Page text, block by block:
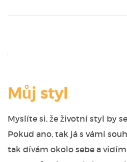
Můj styl
Myslíte si, že životní styl by
Pokud ano, tak já s vámi
tak dívám okolo sebe a